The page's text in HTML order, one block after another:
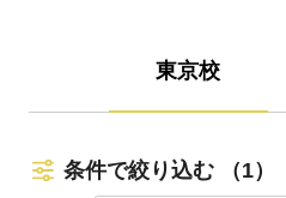
東京校
条件で絞り込む （1）